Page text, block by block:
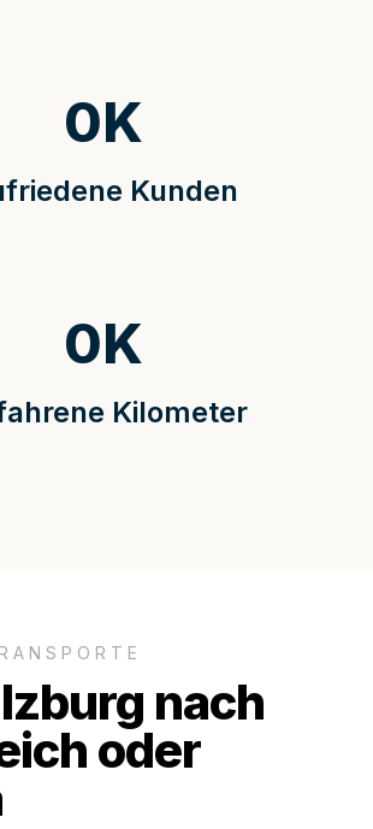
Kunden
0K
Kilometer
0K
nach
oder